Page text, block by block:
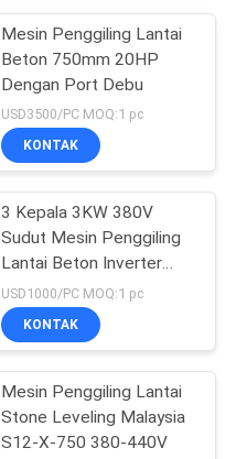
Mesin Penggiling Lantai
Beton 750mm 20HP
Dengan Port Debu
USD3500/PC MOQ:1 pc
KONTAK
3 Kepala 3KW 380V
Sudut Mesin Penggiling
Lantai Beton Inverter
4KW
USD1000/PC MOQ:1 pc
KONTAK
Mesin Penggiling Lantai
Stone Leveling Malaysia
S12-X-750 380-440V